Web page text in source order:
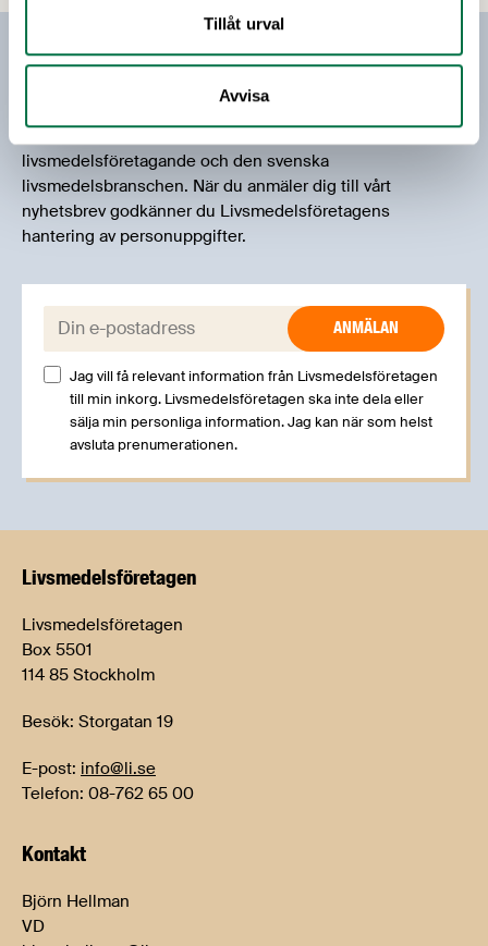
Tillåt urval
Avvisa
nationella regler, om EU gör för mycket eller för
medverkade även i EU-debatten på Matdagen
Prenumerera på vårt nyhetsbrev
riktar sig till alla med ett intresse för
livsmedelsföretagande och den svenska
livsmedelsbranschen. När du anmäler dig till vårt
nyhetsbrev godkänner du Livsmedelsföretagens
hantering av personuppgifter.
E-post:
Jag vill få relevant information från Livsmedelsföretagen
till min inkorg. Livsmedelsföretagen ska inte dela eller
sälja min personliga information. Jag kan när som helst
avsluta prenumerationen.
Livsmedels­företagen
Livsmedelsföretagen
Box 5501
114 85 Stockholm
Besök: Storgatan 19
E-post: info@li.se
Telefon: 08-762 65 00
Kontakt
Björn Hellman
VD